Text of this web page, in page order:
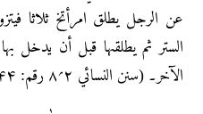
عن الرجل یطلق امرأتخ ثلاثا
الستر ثم یطلقہا قبل أن یدخل
الآخر۔ (سنن النسائي ۲؍۸ رقم: ۳۴۴۴).